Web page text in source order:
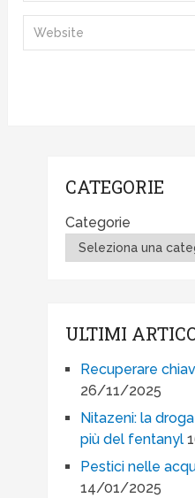
CATEGORIE
Categorie
ULTIMI
Recuperare
26/11/2025
Nitazeni: la
più del fentanyl
Pestici nelle
14/01/2025